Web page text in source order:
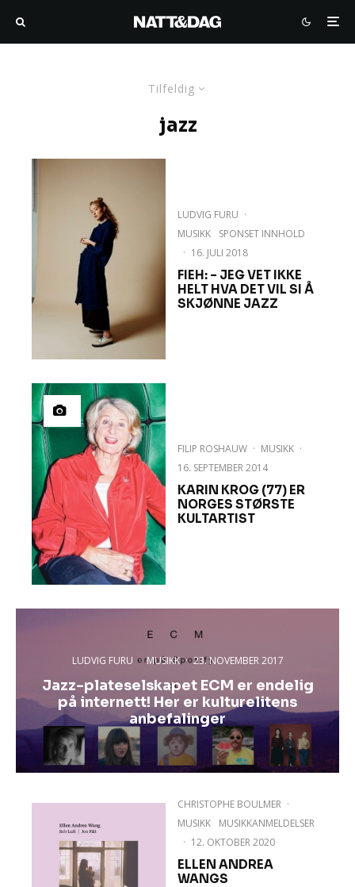
Tilfeldig
jazz
LUDVIG FURU ·
MUSIKK
SPONSET INNHOLD
· 16. JULI 2018
FIEH: – JEG VET IKKE
HELT HVA DET VIL SI Å
SKJØNNE JAZZ
FILIP ROSHAUW · MUSIKK ·
16. SEPTEMBER 2014
KARIN KROG (77) ER
NORGES STØRSTE
KULTARTIST
LUDVIG FURU · MUSIKK · 23. NOVEMBER 2017
Jazz-plateselskapet ECM er endelig
på internett! Her er kulturelitens
anbefalinger
CHRISTOPHE BOULMER ·
MUSIKK
MUSIKKANMELDELSER
· 12. OKTOBER 2020
ELLEN ANDREA
WANGS